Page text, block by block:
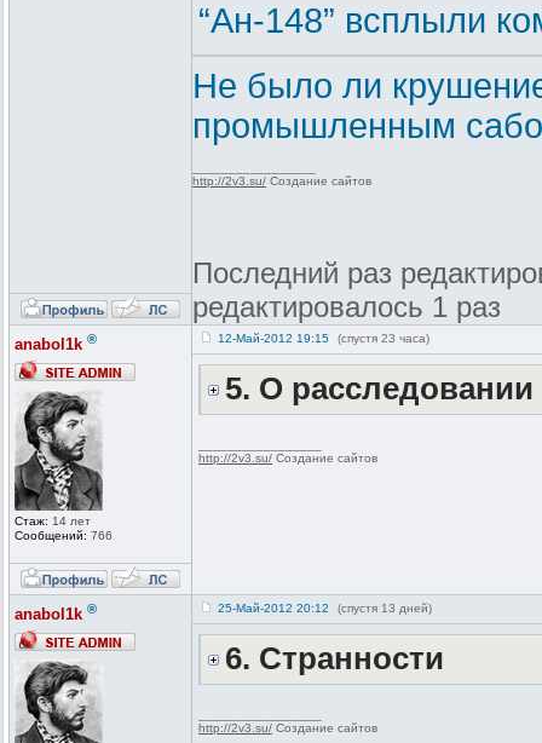
“Ан-148” всплыли
Не было ли
промышленным
http://2v3.su/ Создание сайтов
Последний раз
редактировалось 1 раз
anabol1k ®
Стаж: 14 лет
Сообщений: 766
12-Май-2012 19:15 (спустя 23 часа)
5. О
http://2v3.su/ Создание сайтов
anabol1k ® 25-Май-2012 20:12 (спустя 13 дней)
6. Странности
http://2v3.su/ Создание сайтов